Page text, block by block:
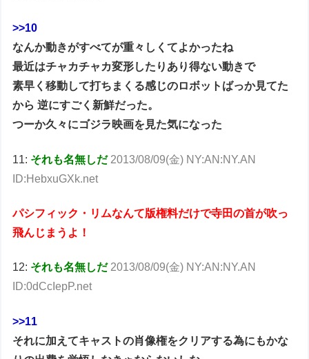
>>10
なんか動きがすべてが重々しくてよかったね
最近はチャカチャカ変形したりあり得ない動きで
素早く移動して打ちまくる感じのロボットばっか見てた
から 逆にすごく新鮮だった。
つーか久々にゴジラ映画を見た気になった
11: それも名無しだ 2013/08/09(金) NY:AN:NY.AN
ID:HebxuGXk.net
パシフィック・リムなんて版権料だけで寺田の首が吹っ
飛んじまうよ！
12: それも名無しだ 2013/08/09(金) NY:AN:NY.AN
ID:0dCcIepP.net
>>11
それに加えてキャストの肖像権をクリアする為にもかな